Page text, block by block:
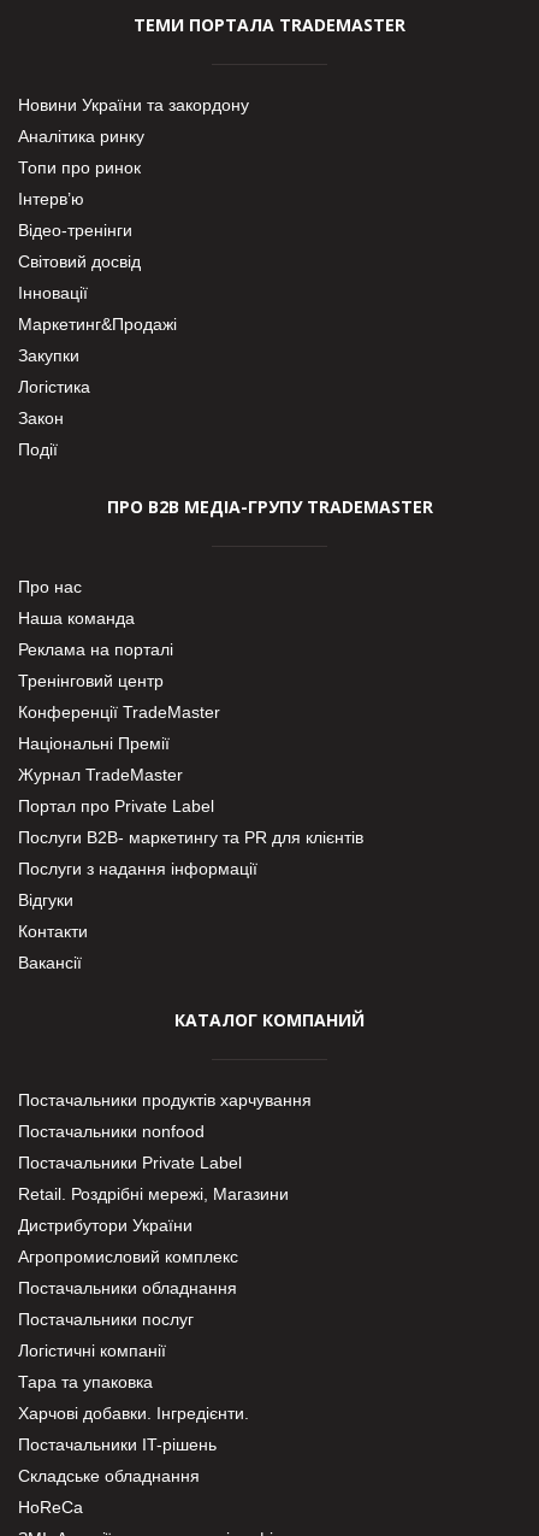
ТЕМИ ПОРТАЛА TRADEMASTER
Новини України та закордону
Аналітика ринку
Топи про ринок
Інтерв’ю
Відео-тренінги
Світовий досвід
Інновації
Маркетинг&Продажі
Закупки
Логістика
Закон
Події
ПРО В2В МЕДІА-ГРУПУ TRADEMASTER
Про нас
Наша команда
Реклама на порталі
Тренінговий центр
Конференції TradeMaster
Національні Премії
Журнал TradeMaster
Портал про Private Label
Послуги В2В- маркетингу та PR для клієнтів
Послуги з надання інформації
Відгуки
Контакти
Вакансії
КАТАЛОГ КОМПАНИЙ
Постачальники продуктів харчування
Постачальники nonfood
Постачальники Private Label
Retail. Роздрібні мережі, Магазини
Дистрибутори України
Агропромисловий комплекс
Постачальники обладнання
Постачальники послуг
Логістичні компанії
Тара та упаковка
Харчові добавки. Інгредієнти.
Постачальники IT-рішень
Складське обладнання
HoReCa